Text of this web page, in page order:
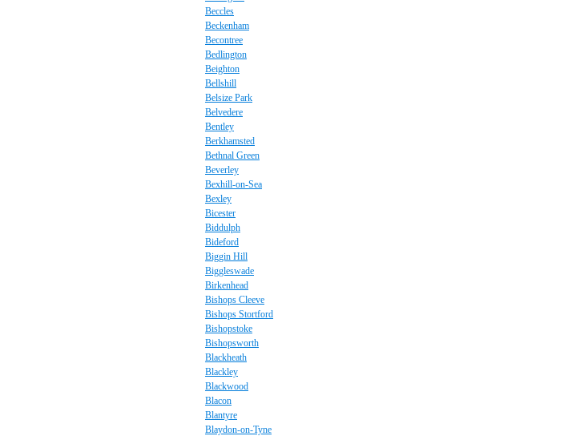
Beccles
Beckenham
Becontree
Bedlington
Beighton
Bellshill
Belsize Park
Belvedere
Bentley
Berkhamsted
Bethnal Green
Beverley
Bexhill-on-Sea
Bexley
Bicester
Biddulph
Bideford
Biggin Hill
Biggleswade
Birkenhead
Bishops Cleeve
Bishops Stortford
Bishopstoke
Bishopsworth
Blackheath
Blackley
Blackwood
Blacon
Blantyre
Blaydon-on-Tyne